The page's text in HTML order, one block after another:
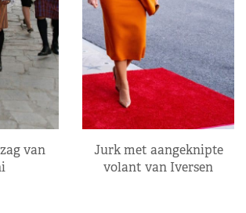
van
Jurk met aangeknipte
volant van Iversen